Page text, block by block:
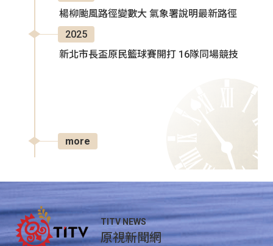
楊柳颱風路徑變數大 氣象署說明最新路徑
2025
新北市長盃原民籃球賽開打 16隊同場競技
more
TITV NEWS
原視新聞網